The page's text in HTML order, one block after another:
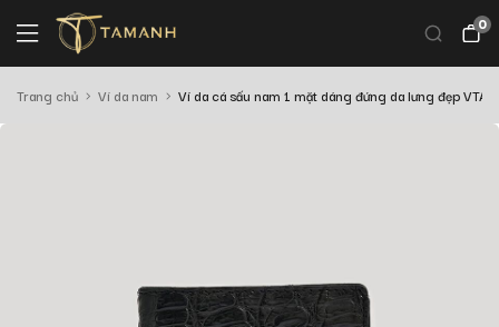
0
Trang chủ Ví da nam Ví da cá sấu nam 1 mặt dáng đứng da lưng đẹp